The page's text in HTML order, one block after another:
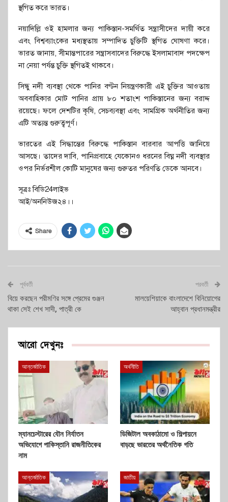
স্থগিত করে ভারত।
নয়াদিল্লি ওই হামলার জন্য পাকিস্তান-সমর্থিত সন্ত্রাসীদের দায়ী করে
এবং বিশ্বব্যাংকের মধ্যস্থতায় সম্পাদিত চুক্তিটি স্থগিত ঘোষণা করে।
ভারত জানায়, সীমান্তপারের সন্ত্রাসবাদের বিরুদ্ধে ইসলামাবাদ পদক্ষেপ
না নেয়া পর্যন্ত চুক্তি স্থগিতই থাকবে।
সিন্ধু নদী ব্যবস্থা থেকে পানির বণ্টন নিয়ন্ত্রণকারী এই চুক্তির আওতায়
অববাহিকার মোট পানির প্রায় ৮০ শতাংশ পাকিস্তানের জন্য বরাদ্দ
রয়েছে। ফলে দেশটির কৃষি, সেচব্যবস্থা এবং সামগ্রিক অর্থনীতির জন্য
এটি অত্যন্ত গুরুত্বপূর্ণ।
ভারতের এই সিদ্ধান্তের বিরুদ্ধে পাকিস্তান বারবার আপত্তি জানিয়ে
আসছে। তাদের দাবি, পানিপ্রবাহে যেকোনও ধরনের বিঘ্ন নদী ব্যবস্থার
ওপর নির্ভরশীল কোটি মানুষের জন্য গুরুতর পরিণতি ডেকে আনবে।
সূত্রঃ বিডি24লাইভ
আই/অননিউজ২৪।।
Share
পূর্ববর্তী
বিয়ে করছেন পরীমণির সঙ্গে প্রেমের গুঞ্জন
থাকা সেই শেখ সাদী, পাত্রী কে
পরবর্তী
মালয়েশিয়াকে বাংলাদেশে বিনিয়োগের
আহ্বান প্রধানমন্ত্রীর
আরো দেখুনঃ
আন্তর্জাতিক
ম্যানচেস্টারের যৌন নির্যাতন
অভিযোগে পাকিস্তানি রাজনীতিকের
নাম
অর্থনীতি
ডিজিটাল অবকাঠামো ও শিল্পায়নে
বাড়ছে ভারতের অর্থনৈতিক গতি
আন্তর্জাতিক জাতীয়